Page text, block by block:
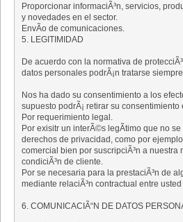
Proporcionar informaciÃ³n, servicios,
y novedades en el sector.
EnvÃ­o de comunicaciones.
5. LEGITIMIDAD
De acuerdo con la normativa de
datos personales podrÃ¡n tratarse
Nos ha dado su consentimiento a los
supuesto podrÃ¡ retirar su consentimiento
Por requerimiento legal.
Por exisitr un interÃ©s legÃ­timo que no
derechos de privacidad, como por
comercial bien por suscripciÃ³n a nuestra
condiciÃ³n de cliente.
Por se necesaria para la prestaciÃ³n de
mediante relaciÃ³n contractual entre usted
6. COMUNICACIÃ“N DE DATOS